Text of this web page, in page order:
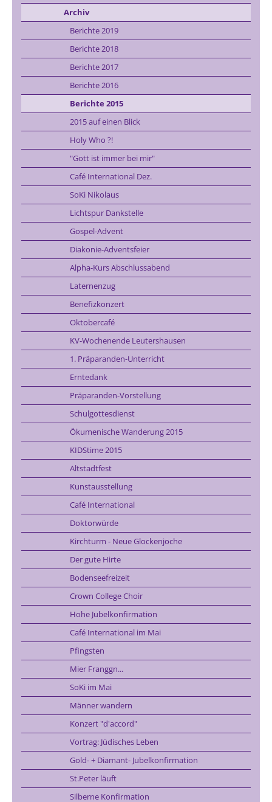
Archiv
Berichte 2019
Berichte 2018
Berichte 2017
Berichte 2016
Berichte 2015
2015 auf einen Blick
Holy Who ?!
"Gott ist immer bei mir"
Café International Dez.
SoKi Nikolaus
Lichtspur Dankstelle
Gospel-Advent
Diakonie-Adventsfeier
Alpha-Kurs Abschlussabend
Laternenzug
Benefizkonzert
Oktobercafé
KV-Wochenende Leutershausen
1. Präparanden-Unterricht
Erntedank
Präparanden-Vorstellung
Schulgottesdienst
Ökumenische Wanderung 2015
KIDStime 2015
Altstadtfest
Kunstausstellung
Café International
Doktorwürde
Kirchturm - Neue Glockenjoche
Der gute Hirte
Bodenseefreizeit
Crown College Choir
Hohe Jubelkonfirmation
Café International im Mai
Pfingsten
Mier Franggn...
SoKi im Mai
Männer wandern
Konzert "d'accord"
Vortrag: Jüdisches Leben
Gold- + Diamant- Jubelkonfirmation
St.Peter läuft
Silberne Konfirmation